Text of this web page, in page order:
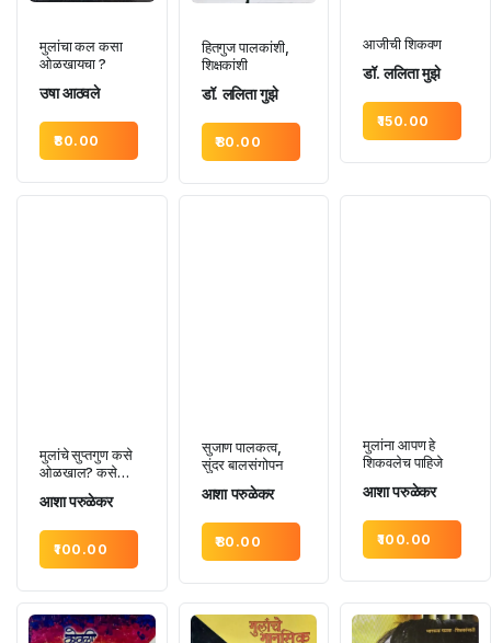
मुलांचा कल कसा
ओळखायचा ?
उषा आठवले
80.00
हितगुज पालकांशी,
शिक्षकांशी
डॉ. ललिता गुझे
80.00
आजीची शिकवण
डॉ. ललिता मुझे
150.00
मुलांचे सुप्तगुण कसे
ओळखाल? कसे
फुलवाल ?
आशा परुळेकर
100.00
सुजाण पालकत्व,
सुंदर बालसंगोपन
आशा परुळेकर
80.00
मुलांना आपण हे
शिकवलेच पाहिजे
आशा परुळेकर
100.00